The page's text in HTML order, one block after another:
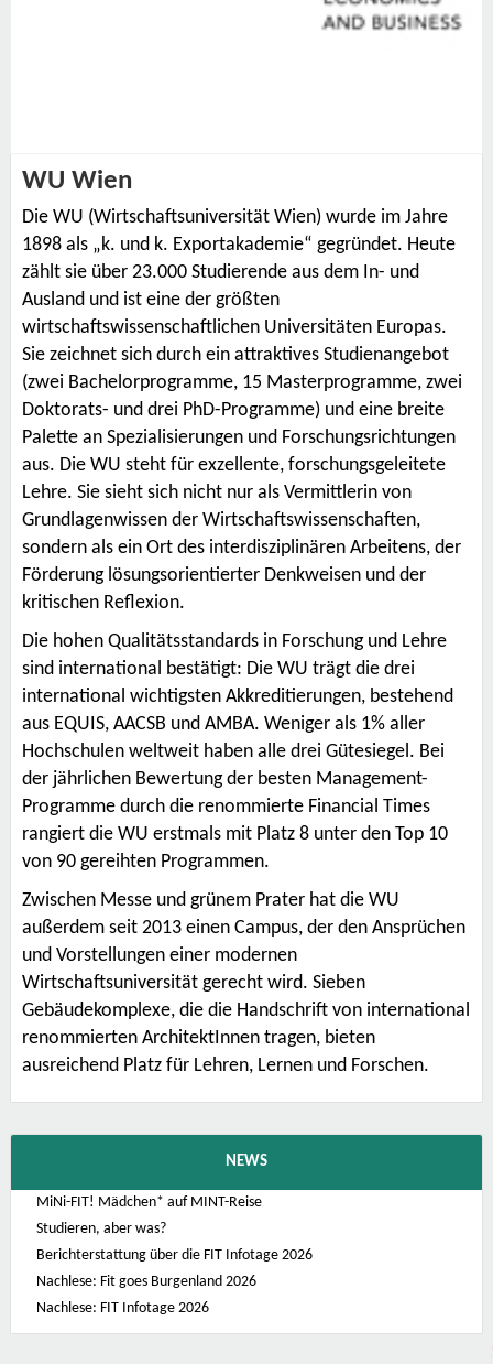
WU Wien
Die WU (Wirtschaftsuniversität Wien) wurde im Jahre
1898 als „k. und k. Exportakademie“ gegründet. Heute
zählt sie über 23.000 Studierende aus dem In- und
Ausland und ist eine der größten
wirtschaftswissenschaftlichen Universitäten Europas.
Sie zeichnet sich durch ein attraktives Studienangebot
(zwei Bachelorprogramme, 15 Masterprogramme, zwei
Doktorats- und drei PhD-Programme) und eine breite
Palette an Spezialisierungen und Forschungsrichtungen
aus. Die WU steht für exzellente, forschungsgeleitete
Lehre. Sie sieht sich nicht nur als Vermittlerin von
Grundlagenwissen der Wirtschaftswissenschaften,
sondern als ein Ort des interdisziplinären Arbeitens, der
Förderung lösungsorientierter Denkweisen und der
kritischen Reflexion.
Die hohen Qualitätsstandards in Forschung und Lehre
sind international bestätigt: Die WU trägt die drei
international wichtigsten Akkreditierungen, bestehend
aus EQUIS, AACSB und AMBA. Weniger als 1% aller
Hochschulen weltweit haben alle drei Gütesiegel. Bei
der jährlichen Bewertung der besten Management-
Programme durch die renommierte Financial Times
rangiert die WU erstmals mit Platz 8 unter den Top 10
von 90 gereihten Programmen.
Zwischen Messe und grünem Prater hat die WU
außerdem seit 2013 einen Campus, der den Ansprüchen
und Vorstellungen einer modernen
Wirtschaftsuniversität gerecht wird. Sieben
Gebäudekomplexe, die die Handschrift von international
renommierten ArchitektInnen tragen, bieten
ausreichend Platz für Lehren, Lernen und Forschen.
NEWS
MiNi-FIT! Mädchen* auf MINT-Reise
Studieren, aber was?
Berichterstattung über die FIT Infotage 2026
Nachlese: Fit goes Burgenland 2026
Nachlese: FIT Infotage 2026